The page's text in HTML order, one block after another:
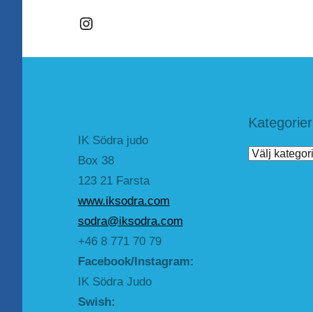
Instagram
IK Södra judo
Box 38
123 21 Farsta
www.iksodra.com
sodra@iksodra.com
+46 8 771 70 79
Facebook/Instagram:
IK Södra Judo
Swish:
Kategorier
Kategorier